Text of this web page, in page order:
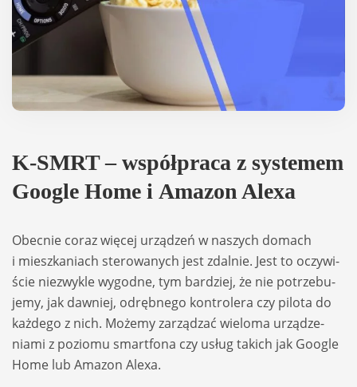
K-SMRT – współ­praca z sys­te­mem
Google Home i Ama­zon Alexa
Obec­nie coraz wię­cej urzą­dzeń w naszych domach
i miesz­ka­niach ste­ro­wa­nych jest zdal­nie. Jest to oczy­wi­
ście nie­zwy­kle wygodne, tym bar­dziej, że nie potrze­bu­
jemy, jak daw­niej, odręb­nego kon­tro­lera czy pilota do
każ­dego z nich. Możemy zarzą­dzać wie­loma urzą­dze­
niami z poziomu smart­fona czy usług takich jak Google
Home lub Ama­zon Alexa.